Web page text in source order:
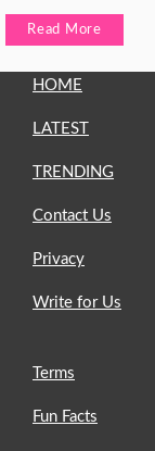
Read More
HOME
LATEST
TRENDING
Contact Us
Privacy
Write for Us
Terms
Fun Facts